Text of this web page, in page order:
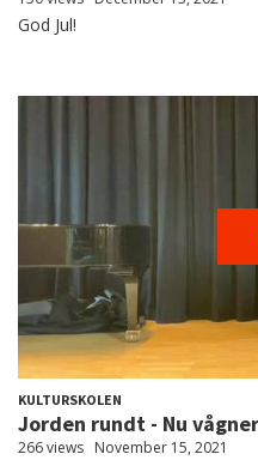
God Jul!
KULTURSKOLEN
Jorden rundt - Nu
266 views November 15, 2021